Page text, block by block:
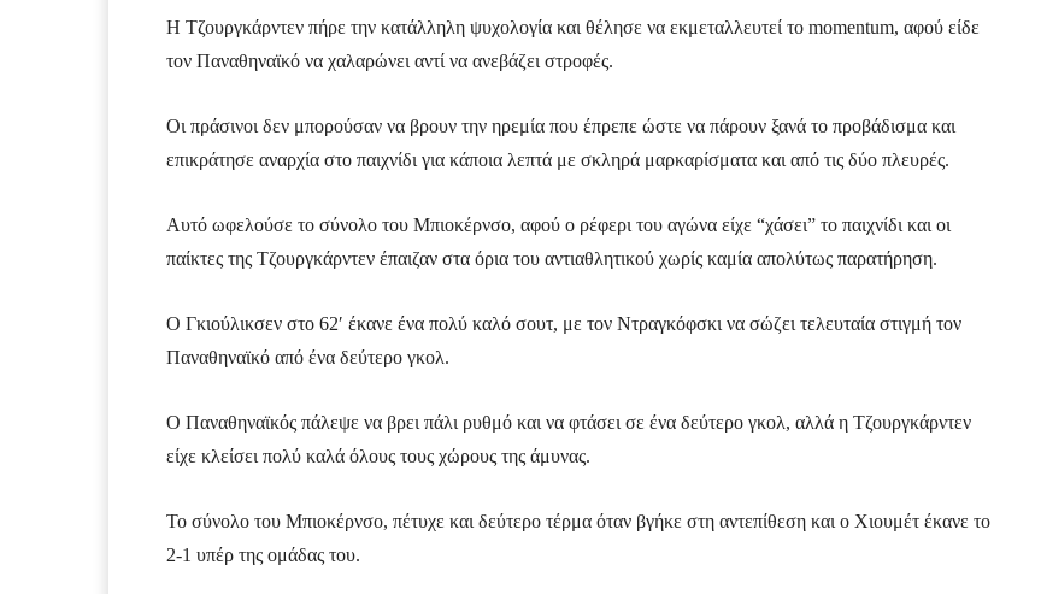
Η Τζουργκάρντεν πήρε την κατάλληλη ψυχολογία και θέλησε να εκμεταλλευτεί το momentum, αφού είδε
τον Παναθηναϊκό να χαλαρώνει αντί να ανεβάζει στροφές.
Οι πράσινοι δεν μπορούσαν να βρουν την ηρεμία που έπρεπε ώστε να πάρουν ξανά το προβάδισμα και
επικράτησε αναρχία στο παιχνίδι για κάποια λεπτά με σκληρά μαρκαρίσματα και από τις δύο πλευρές.
Αυτό ωφελούσε το σύνολο του Μπιοκέρνσο, αφού ο ρέφερι του αγώνα είχε “χάσει” το παιχνίδι και οι
παίκτες της Τζουργκάρντεν έπαιζαν στα όρια του αντιαθλητικού χωρίς καμία απολύτως παρατήρηση.
Ο Γκιούλικσεν στο 62′ έκανε ένα πολύ καλό σουτ, με τον Ντραγκόφσκι να σώζει τελευταία στιγμή τον
Παναθηναϊκό από ένα δεύτερο γκολ.
Ο Παναθηναϊκός πάλεψε να βρει πάλι ρυθμό και να φτάσει σε ένα δεύτερο γκολ, αλλά η Τζουργκάρντεν
είχε κλείσει πολύ καλά όλους τους χώρους της άμυνας.
Το σύνολο του Μπιοκέρνσο, πέτυχε και δεύτερο τέρμα όταν βγήκε στη αντεπίθεση και ο Χιουμέτ έκανε το
2-1 υπέρ της ομάδας του.